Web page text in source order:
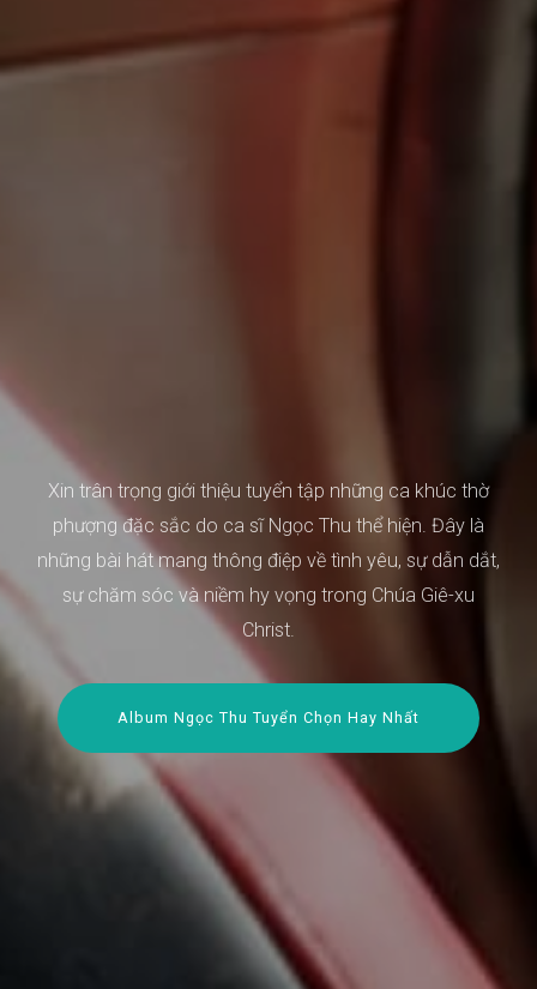
Xin trân trọng giới thiệu tuyển tập những ca khúc thờ
phượng đặc sắc do ca sĩ Ngọc Thu thể hiện. Đây là
những bài hát mang thông điệp về tình yêu, sự dẫn dắt,
sự chăm sóc và niềm hy vọng trong Chúa Giê-xu
Christ.
Album Ngọc Thu Tuyển Chọn Hay Nhất